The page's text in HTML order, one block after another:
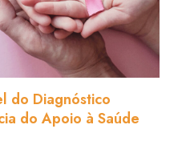
do Diagnóstico
do Apoio à Saúde